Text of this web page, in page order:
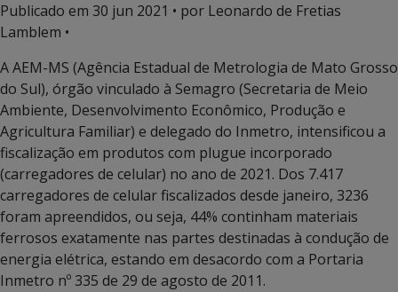
Publicado em 30 jun 2021 • por Leonardo de Fretias
Lamblem •
A AEM-MS (Agência Estadual de Metrologia de Mato Grosso
do Sul), órgão vinculado à Semagro (Secretaria de Meio
Ambiente, Desenvolvimento Econômico, Produção e
Agricultura Familiar) e delegado do Inmetro, intensificou a
fiscalização em produtos com plugue incorporado
(carregadores de celular) no ano de 2021. Dos 7.417
carregadores de celular fiscalizados desde janeiro, 3236
foram apreendidos, ou seja, 44% continham materiais
ferrosos exatamente nas partes destinadas à condução de
energia elétrica, estando em desacordo com a Portaria
Inmetro nº 335 de 29 de agosto de 2011.